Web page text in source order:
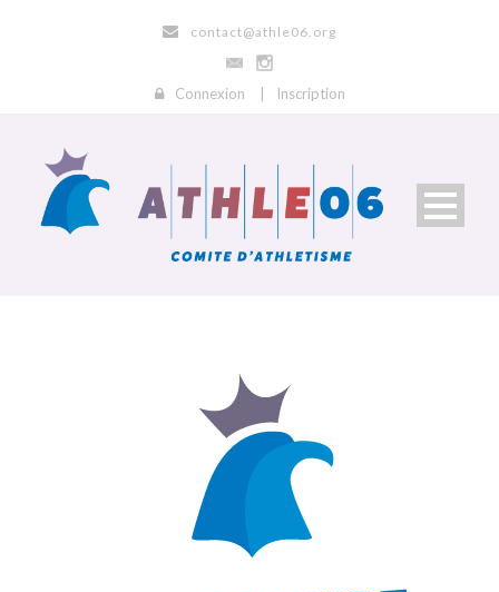
contact@athle06.org
Connexion Inscription